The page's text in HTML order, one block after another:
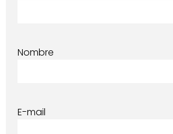
Nombre
E-mail